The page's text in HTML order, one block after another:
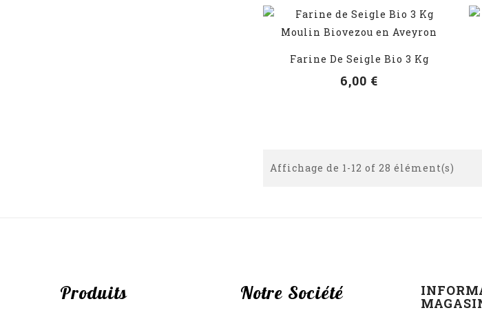
VOIR LES DÉTAILS
Farine De Seigle Bio 3 Kg
6,00 €
Affichage de 1-12 of 28 élément(s)
Produits Notre Société